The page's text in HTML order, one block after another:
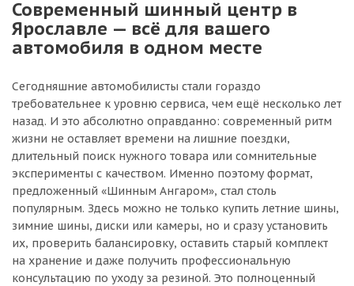
Современный шинный центр в
Ярославле — всё для вашего
автомобиля в одном месте
Сегодняшние автомобилисты стали гораздо
требовательнее к уровню сервиса, чем ещё несколько лет
назад. И это абсолютно оправданно: современный ритм
жизни не оставляет времени на лишние поездки,
длительный поиск нужного товара или сомнительные
эксперименты с качеством. Именно поэтому формат,
предложенный «Шинным Ангаром», стал столь
популярным. Здесь можно не только купить летние шины,
зимние шины, диски или камеры, но и сразу установить
их, проверить балансировку, оставить старый комплект
на хранение и даже получить профессиональную
консультацию по уходу за резиной. Это полноценный